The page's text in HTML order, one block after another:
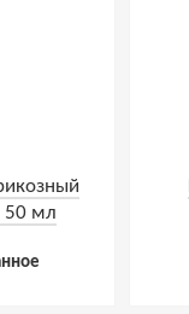
50 мл